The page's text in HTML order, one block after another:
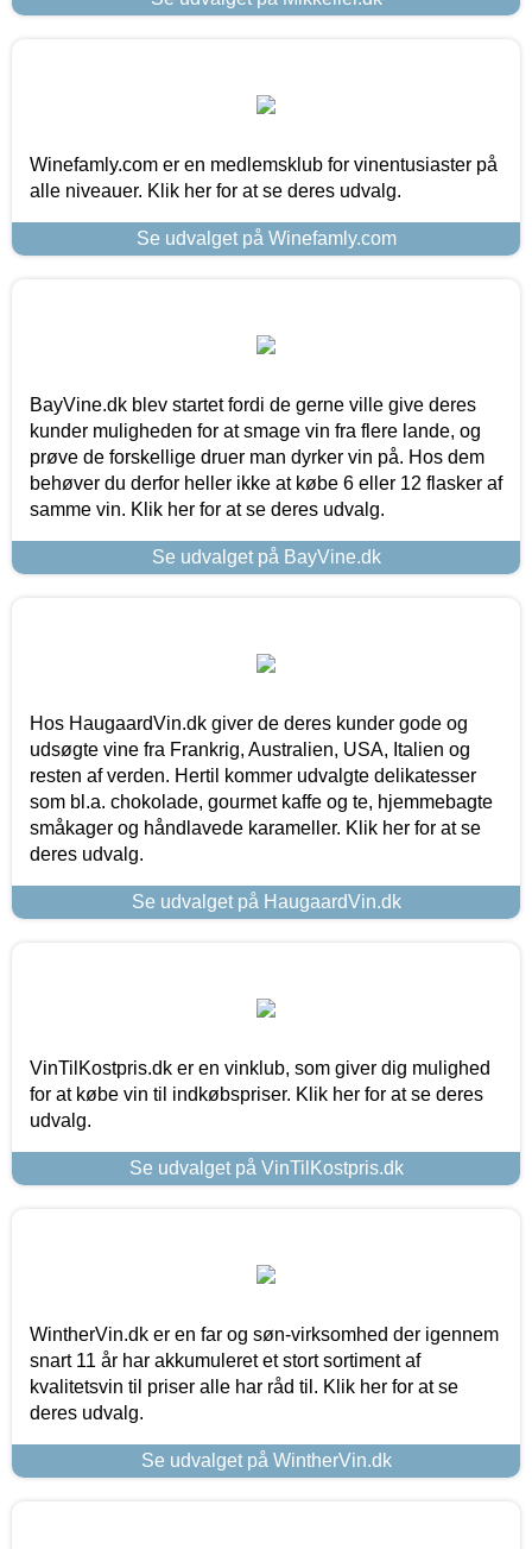
Winefamly.com er en medlemsklub for vinentusiaster på
alle niveauer. Klik her for at se deres udvalg.
Se udvalget på Winefamly.com
BayVine.dk blev startet fordi de gerne ville give deres
kunder muligheden for at smage vin fra flere lande, og
prøve de forskellige druer man dyrker vin på. Hos dem
behøver du derfor heller ikke at købe 6 eller 12 flasker af
samme vin. Klik her for at se deres udvalg.
Se udvalget på BayVine.dk
Hos HaugaardVin.dk giver de deres kunder gode og
udsøgte vine fra Frankrig, Australien, USA, Italien og
resten af verden. Hertil kommer udvalgte delikatesser
som bl.a. chokolade, gourmet kaffe og te, hjemmebagte
småkager og håndlavede karameller. Klik her for at se
deres udvalg.
Se udvalget på HaugaardVin.dk
VinTilKostpris.dk er en vinklub, som giver dig mulighed
for at købe vin til indkøbspriser. Klik her for at se deres
udvalg.
Se udvalget på VinTilKostpris.dk
WintherVin.dk er en far og søn-virksomhed der igennem
snart 11 år har akkumuleret et stort sortiment af
kvalitetsvin til priser alle har råd til. Klik her for at se
deres udvalg.
Se udvalget på WintherVin.dk